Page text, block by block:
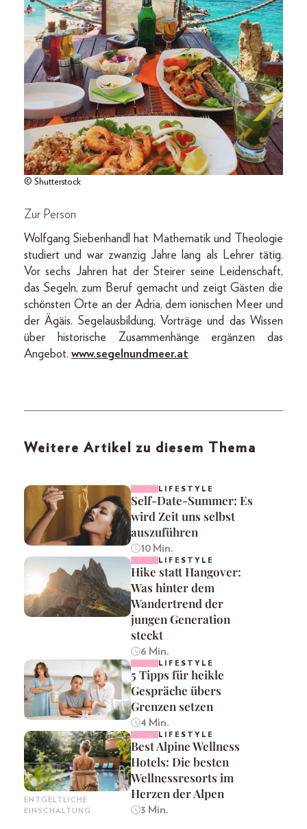
© Shutterstock
Zur Person
Wolfgang Siebenhandl hat Mathematik und Theologie
studiert und war zwanzig Jahre lang als Lehrer tätig.
Vor sechs Jahren hat der Steirer seine Leidenschaft,
das Segeln, zum Beruf gemacht und zeigt Gästen die
schönsten Orte an der Adria, dem ionischen Meer und
der Ägäis. Segelausbildung, Vorträge und das Wissen
über historische Zusammenhänge ergänzen das
Angebot. www.segelnundmeer.at
Weitere Artikel zu diesem Thema
LIFESTYLE
Self-Date-Summer: Es
wird Zeit uns selbst
auszuführen
10 Min.
LIFESTYLE
Hike statt Hangover:
Was hinter dem
Wandertrend der
jungen Generation
steckt
6 Min.
LIFESTYLE
5 Tipps für heikle
Gespräche übers
Grenzen setzen
4 Min.
ENTGELTLICHE
EINSCHALTUNG
LIFESTYLE
Best Alpine Wellness
Hotels: Die besten
Wellnessresorts im
Herzen der Alpen
3 Min.